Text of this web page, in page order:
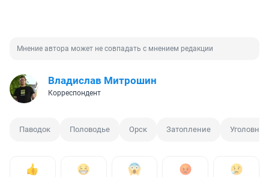
Мнение автора может не совпадать с мнением редакции
Владислав Митрошин
Корреспондент
Паводок Половодье Орск Затопление